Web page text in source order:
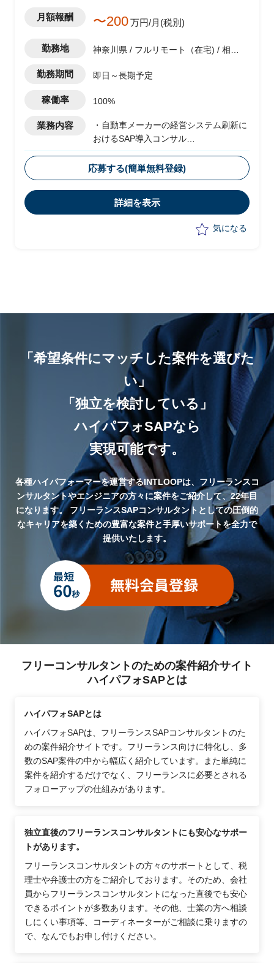
月額報酬 〜200万円/月(税別)
勤務地
神奈川県 / フルリモート（在宅) / 相模
勤務期間 即日～長期予定
稼働率 100%
業務内容
・自動車メーカーの経営システム刷新に
おけるSAP導入コンサル
合し、業務プロセスおよびガバナンスの
標準化
・phase：要件定義(～2023年4月予
定)、設計以降はITベンダー発注予定
応募する(簡単無料登録)
詳細を表示
気になる
「希望条件にマッチした案件を選びた
い」
「独立を検討している」
ハイパフォSAPなら
実現可能です。
各種ハイパフォーマーを運営するINTLOOPは、フリーランスコ
ンサルタントやエンジニアの方々に案件をご紹介して、22年目
になります。フリーランスSAPコンサルタントとしての圧倒的
なキャリアを築くための豊富な案件と手厚いサポートを全力で
提供いたします。
フリーコンサルタントのための案件紹介サイト
ハイパフォSAPとは
ハイパフォSAPとは
ハイパフォSAPは、フリーランスSAPコンサルタントのた
めの案件紹介サイトです。フリーランス向けに特化し、多
数のSAP案件の中から幅広く紹介しています。また単純に
案件を紹介するだけでなく、フリーランスに必要とされる
フォローアップの仕組みがあります。
独立直後のフリーランスコンサルタントにも安心なサポー
トがあります。
フリーランスコンサルタントの方々のサポートとして、税
理士や弁護士の方をご紹介しております。そのため、会社
員からフリーランスコンサルタントになった直後でも安心
できるポイントが多数あります。その他、士業の方へ相談
しにくい事項等、コーディネーターがご相談に乗りますの
で、なんでもお申し付けください。